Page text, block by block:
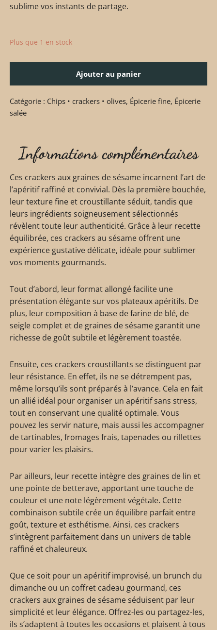
sublime vos instants de partage.
Plus que 1 en stock
Ajouter au panier
Catégorie : Chips • crackers • olives, Épicerie fine, Épicerie
salée
Informations complémentaires
Ces crackers aux graines de sésame incarnent l’art de
l’apéritif raffiné et convivial. Dès la première bouchée,
leur texture fine et croustillante séduit, tandis que
leurs ingrédients soigneusement sélectionnés
révèlent toute leur authenticité. Grâce à leur recette
équilibrée, ces crackers au sésame offrent une
expérience gustative délicate, idéale pour sublimer
vos moments gourmands.
Tout d’abord, leur format allongé facilite une
présentation élégante sur vos plateaux apéritifs. De
plus, leur composition à base de farine de blé, de
seigle complet et de graines de sésame garantit une
richesse de goût subtile et légèrement toastée.
Ensuite, ces crackers croustillants se distinguent par
leur résistance. En effet, ils ne se détrempent pas,
même lorsqu’ils sont préparés à l’avance. Cela en fait
un allié idéal pour organiser un apéritif sans stress,
tout en conservant une qualité optimale. Vous
pouvez les servir nature, mais aussi les accompagner
de tartinables, fromages frais, tapenades ou rillettes
pour varier les plaisirs.
Par ailleurs, leur recette intègre des graines de lin et
une pointe de betterave, apportant une touche de
couleur et une note légèrement végétale. Cette
combinaison subtile crée un équilibre parfait entre
goût, texture et esthétisme. Ainsi, ces crackers
s’intègrent parfaitement dans un univers de table
raffiné et chaleureux.
Que ce soit pour un apéritif improvisé, un brunch du
dimanche ou un coffret cadeau gourmand, ces
crackers aux graines de sésame séduisent par leur
simplicité et leur élégance. Offrez-les ou partagez-les,
ils s’adaptent à toutes les occasions et plaisent à tous